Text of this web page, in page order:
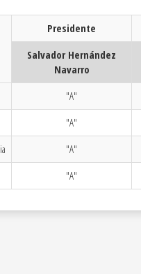
Presidente
Salvador Hernández
Navarro
"A"
"A"
"A"
"A"